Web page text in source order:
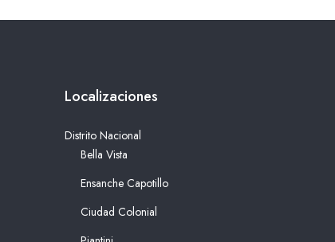
Localizaciones
Distrito Nacional
Bella Vista
Ensanche Capotillo
Ciudad Colonial